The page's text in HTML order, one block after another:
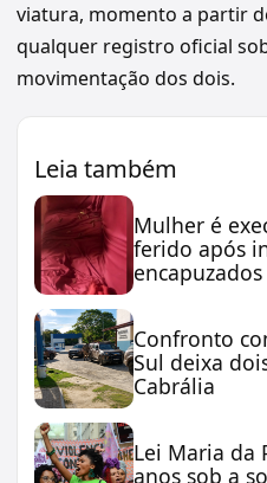
viatura, momento a partir
qualquer registro oficial
movimentação dos dois.
Leia também
Mulher é
ferido após
Confronto
Sul deixa
Cabrália
Lei Maria da
anos sob a